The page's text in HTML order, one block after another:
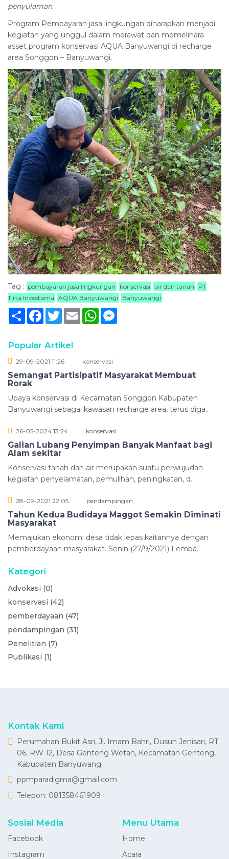
penyulaman.
Program Pembayaran jasa lingkungan diharapkan menjadi
kegiatan yang unggul dalam merawat dan memelihara
asset program konservasi AQUA Banyuwangi di recharge
area Songgon – Banyuwangi.
Tag : pembayaran jasa lingkungan konservasi air dan tanah
PT
Tirta Investama AQUA Banyuwangi Banyuwangi
SambungFacebook
TwitterEmail WhatsApp
Popular Artikel
29-09-2021 11:26 konservasi
Semangat Partisipatif Masyarakat Membuat
Rorak
Upaya konservasi di Kecamatan Songgon Kabupaten
Banyuwangi sebagai kawasan recharge area, terus diga..
26-05-2024 13:24 konservasi
Galian Lubang Penyimpan Banyak Manfaat bagi
Alam sekitar
Konservasi tanah dan air merupakan suatu perwujudan
kegiatan penyelamatan, pemulihan, peningkatan, d..
28-09-2021 22:05 pendampingan
Tahun Kedua Budidaya Maggot Semakin Diminati
Masyarakat
Memajukan ekonomi desa tidak lepas kaitannya dengan
pemberdayaan masyarakat. Senin (27/9/2021) Lemba..
Kategori
Advokasi (0)
konservasi (42)
pemberdayaan (47)
pendampingan (31)
Penelitian (7)
Publikasi (1)
Kontak Kami
Perumahan Bukit Asri, Jl. Imam Bahri, Dusun Jenisari, RT
06, RW 12, Desa Genteng Wetan, Kecamatan Genteng,
Kabupaten Banyuwangi
ppmparadigma@gmail.com
Telepon: 081358461909
Sosial Media
Facebook
Instagram
Menu Utama
Home
Acara